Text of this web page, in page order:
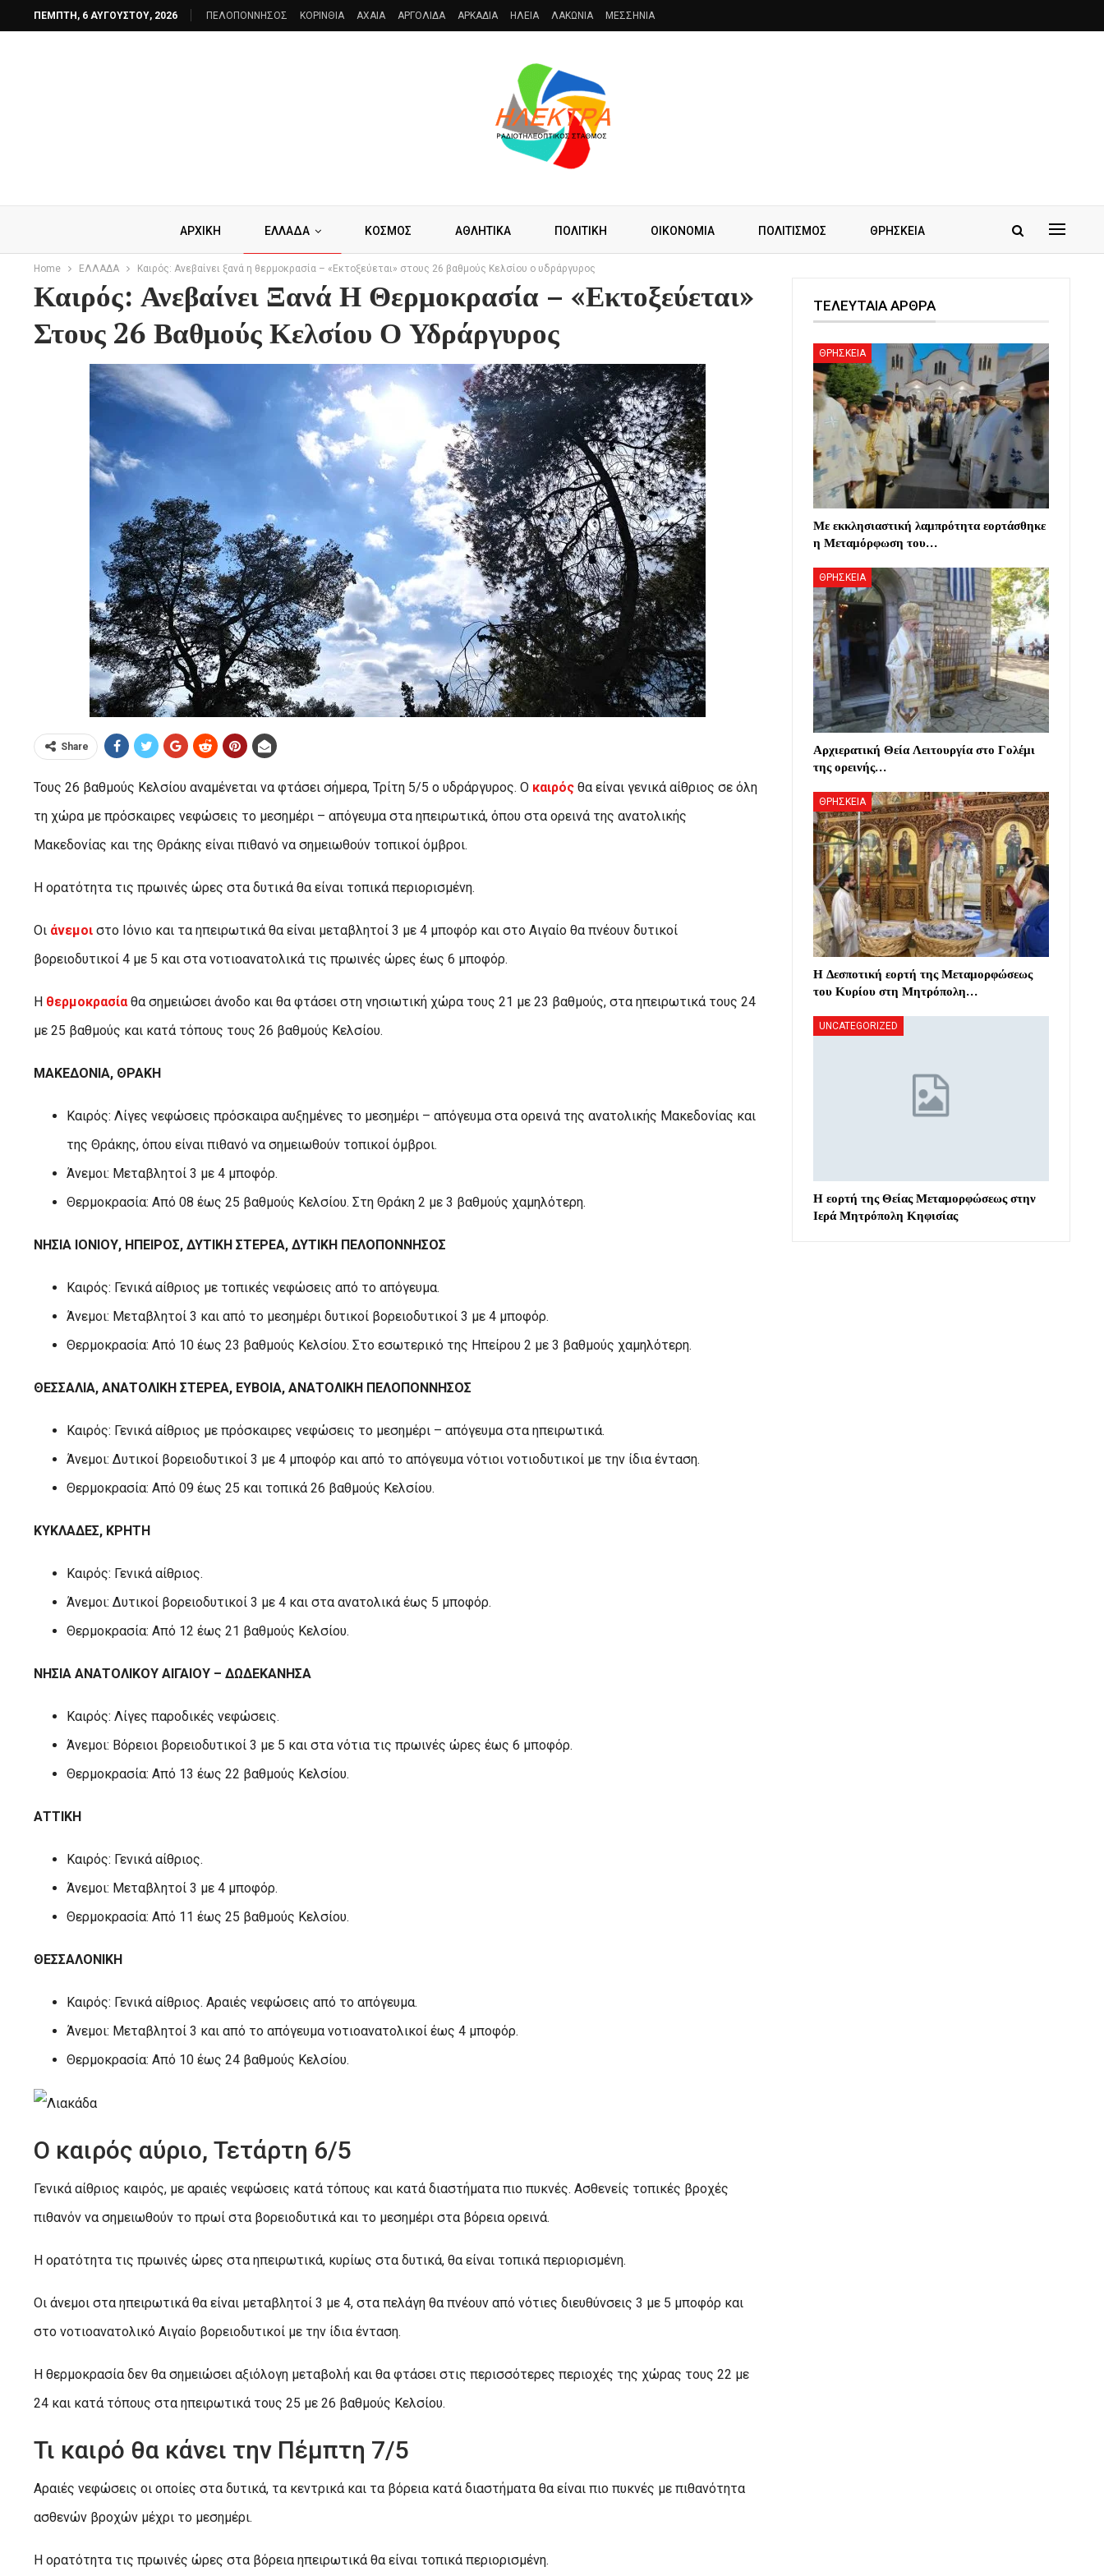
ΠΈΜΠΤΗ, 6 ΑΥΓΟΎΣΤΟΥ, 2026 ΠΕΛΟΠΟΝΝΗΣΟΣ ΚΟΡΙΝΘΙΑ AXAIA ΑΡΓΟΛΙΔΑ ΑΡΚΑΔΙΑ ΗΛΕΙΑ ΛΑΚΩΝΙΑ ΜΕΣΣΗΝΙΑ
ΑΡΧΙΚΗ ΕΛΛΑΔΑ ΚΟΣΜΟΣ ΑΘΛΗΤΙΚΑ ΠΟΛΙΤΙΚΗ ΟΙΚΟΝΟΜΙΑ ΠΟΛΙΤΙΣΜΟΣ ΘΡΗΣΚΕΙΑ
Home ΕΛΛΑΔΑ Καιρός: Ανεβαίνει ξανά η θερμοκρασία – «Εκτοξεύεται» στους 26 βαθμούς Κελσίου ο υδράργυρος
Καιρός: Ανεβαίνει Ξανά Η Θερμοκρασία – «Εκτοξεύεται»
Στους 26 Βαθμούς Κελσίου Ο Υδράργυρος
Share
Τους 26 βαθμούς Κελσίου αναμένεται να φτάσει σήμερα, Τρίτη 5/5 ο υδράργυρος. Ο καιρός θα είναι γενικά αίθριος σε όλη
τη χώρα με πρόσκαιρες νεφώσεις το μεσημέρι – απόγευμα στα ηπειρωτικά, όπου στα ορεινά της ανατολικής
Μακεδονίας και της Θράκης είναι πιθανό να σημειωθούν τοπικοί όμβροι.
Η ορατότητα τις πρωινές ώρες στα δυτικά θα είναι τοπικά περιορισμένη.
Οι άνεμοι στο Ιόνιο και τα ηπειρωτικά θα είναι μεταβλητοί 3 με 4 μποφόρ και στο Αιγαίο θα πνέουν δυτικοί
βορειοδυτικοί 4 με 5 και στα νοτιοανατολικά τις πρωινές ώρες έως 6 μποφόρ.
Η θερμοκρασίαθα σημειώσει άνοδο και θα φτάσει στη νησιωτική χώρα τους 21 με 23 βαθμούς, στα ηπειρωτικά τους 24
με 25 βαθμούς και κατά τόπους τους 26 βαθμούς Κελσίου.
ΜΑΚΕΔΟΝΙΑ, ΘΡΑΚΗ
Καιρός: Λίγες νεφώσεις πρόσκαιρα αυξημένες το μεσημέρι – απόγευμα στα ορεινά της ανατολικής Μακεδονίας και
της Θράκης, όπου είναι πιθανό να σημειωθούν τοπικοί όμβροι.
Άνεμοι: Μεταβλητοί 3 με 4 μποφόρ.
Θερμοκρασία: Από 08 έως 25 βαθμούς Κελσίου. Στη Θράκη 2 με 3 βαθμούς χαμηλότερη.
ΝΗΣΙΑ ΙΟΝΙΟΥ, ΗΠΕΙΡΟΣ, ΔΥΤΙΚΗ ΣΤΕΡΕΑ, ΔΥΤΙΚΗ ΠΕΛΟΠΟΝΝΗΣΟΣ
Καιρός: Γενικά αίθριος με τοπικές νεφώσεις από το απόγευμα.
Άνεμοι: Μεταβλητοί 3 και από το μεσημέρι δυτικοί βορειοδυτικοί 3 με 4 μποφόρ.
Θερμοκρασία: Από 10 έως 23 βαθμούς Κελσίου. Στο εσωτερικό της Ηπείρου 2 με 3 βαθμούς χαμηλότερη.
ΘΕΣΣΑΛΙΑ, ΑΝΑΤΟΛΙΚΗ ΣΤΕΡΕΑ, ΕΥΒΟΙΑ, ΑΝΑΤΟΛΙΚΗ ΠΕΛΟΠΟΝΝΗΣΟΣ
Καιρός: Γενικά αίθριος με πρόσκαιρες νεφώσεις το μεσημέρι – απόγευμα στα ηπειρωτικά.
Άνεμοι: Δυτικοί βορειοδυτικοί 3 με 4 μποφόρ και από το απόγευμα νότιοι νοτιοδυτικοί με την ίδια ένταση.
Θερμοκρασία: Από 09 έως 25 και τοπικά 26 βαθμούς Κελσίου.
ΚΥΚΛΑΔΕΣ, ΚΡΗΤΗ
Καιρός: Γενικά αίθριος.
Άνεμοι: Δυτικοί βορειοδυτικοί 3 με 4 και στα ανατολικά έως 5 μποφόρ.
Θερμοκρασία: Από 12 έως 21 βαθμούς Κελσίου.
ΝΗΣΙΑ ΑΝΑΤΟΛΙΚΟΥ ΑΙΓΑΙΟΥ – ΔΩΔΕΚΑΝΗΣΑ
Καιρός: Λίγες παροδικές νεφώσεις.
Άνεμοι: Βόρειοι βορειοδυτικοί 3 με 5 και στα νότια τις πρωινές ώρες έως 6 μποφόρ.
Θερμοκρασία: Από 13 έως 22 βαθμούς Κελσίου.
ΑΤΤΙΚΗ
Καιρός: Γενικά αίθριος.
Άνεμοι: Μεταβλητοί 3 με 4 μποφόρ.
Θερμοκρασία: Από 11 έως 25 βαθμούς Κελσίου.
ΘΕΣΣΑΛΟΝΙΚΗ
Καιρός: Γενικά αίθριος. Αραιές νεφώσεις από το απόγευμα.
Άνεμοι: Μεταβλητοί 3 και από το απόγευμα νοτιοανατολικοί έως 4 μποφόρ.
Θερμοκρασία: Από 10 έως 24 βαθμούς Κελσίου.
Ο καιρός αύριο, Τετάρτη 6/5
Γενικά αίθριος καιρός, με αραιές νεφώσεις κατά τόπους και κατά διαστήματα πιο πυκνές. Ασθενείς τοπικές βροχές
πιθανόν να σημειωθούν το πρωί στα βορειοδυτικά και το μεσημέρι στα βόρεια ορεινά.
Η ορατότητα τις πρωινές ώρες στα ηπειρωτικά, κυρίως στα δυτικά, θα είναι τοπικά περιορισμένη.
Οι άνεμοι στα ηπειρωτικά θα είναι μεταβλητοί 3 με 4, στα πελάγη θα πνέουν από νότιες διευθύνσεις 3 με 5 μποφόρ και
στο νοτιοανατολικό Αιγαίο βορειοδυτικοί με την ίδια ένταση.
Η θερμοκρασία δεν θα σημειώσει αξιόλογη μεταβολή και θα φτάσει στις περισσότερες περιοχές της χώρας τους 22 με
24 και κατά τόπους στα ηπειρωτικά τους 25 με 26 βαθμούς Κελσίου.
Τι καιρό θα κάνει την Πέμπτη 7/5
Αραιές νεφώσεις οι οποίες στα δυτικά, τα κεντρικά και τα βόρεια κατά διαστήματα θα είναι πιο πυκνές με πιθανότητα
ασθενών βροχών μέχρι το μεσημέρι.
Η ορατότητα τις πρωινές ώρες στα βόρεια ηπειρωτικά θα είναι τοπικά περιορισμένη.
ΤΕΛΕΥΤΑΙΑ ΑΡΘΡΑ
ΘΡΗΣΚΕΙΑ
Με εκκλησιαστική λαμπρότητα εορτάσθηκε
η Μεταμόρφωση του…
ΘΡΗΣΚΕΙΑ
Αρχιερατική Θεία Λειτουργία στο Γολέμι
της ορεινής…
ΘΡΗΣΚΕΙΑ
Η Δεσποτική εορτή της Μεταμορφώσεως
του Κυρίου στη Μητρόπολη…
UNCATEGORIZED
Η εορτή της Θείας Μεταμορφώσεως στην
Ιερά Μητρόπολη Κηφισίας